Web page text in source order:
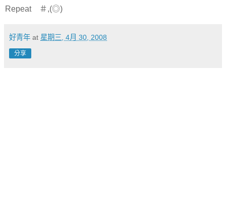
Repeat ＃,(◎)
好青年 at 星期三, 4月 30, 2008
分享